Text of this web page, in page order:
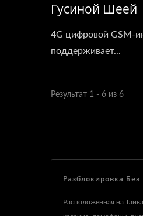
Гусиной Шеей
4G цифровой GSM-
поддерживает...
Результат 1 - 6 из 6
Разблокировка
Расположенная на